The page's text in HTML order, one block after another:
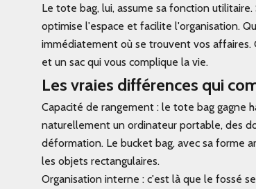
Le tote bag, lui, assume sa fonction
optimise l'espace et facilite l'organisation.
immédiatement où se trouvent vos
et un sac qui vous complique la vie.
Les vraies différences qui
Capacité de rangement : le tote bag gagne
naturellement un ordinateur portable, des
déformation. Le bucket bag, avec sa forme
les objets rectangulaires.
Organisation interne : c'est là que le fossé